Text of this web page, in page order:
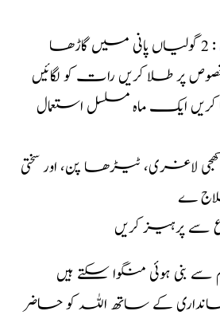
: 2 گولیاں پانی میں گاڑھا
پر طلا کریں رات کو لگائیں
کریں ایک ماہ مسلسل استعمال
لاغری، ٹیڑھا پن، اور سختی
ے
سے پرہیز کریں
سے بنی ہوئی منگوا سکتے ہیں
کے ساتھ اللہ کو حاضر